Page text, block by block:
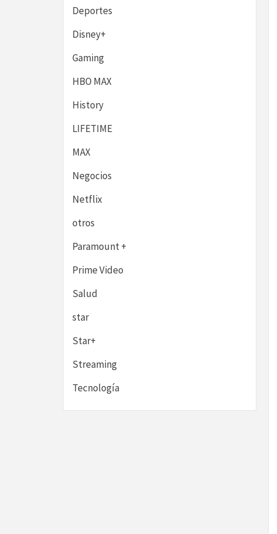
Deportes
Disney+
Gaming
HBO MAX
History
LIFETIME
MAX
Negocios
Netflix
otros
Paramount +
Prime Video
Salud
star
Star+
Streaming
Tecnología